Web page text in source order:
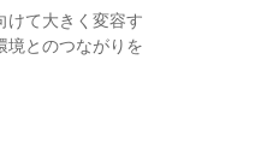
けて大きく変容す
境とのつながりを